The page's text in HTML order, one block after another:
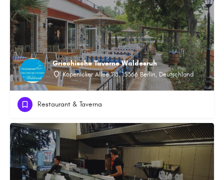
Griechische Taverne Waldesruh
Köpenicker Allee 118, 15366 Berlin, Deutschland
Restaurant & Taverna